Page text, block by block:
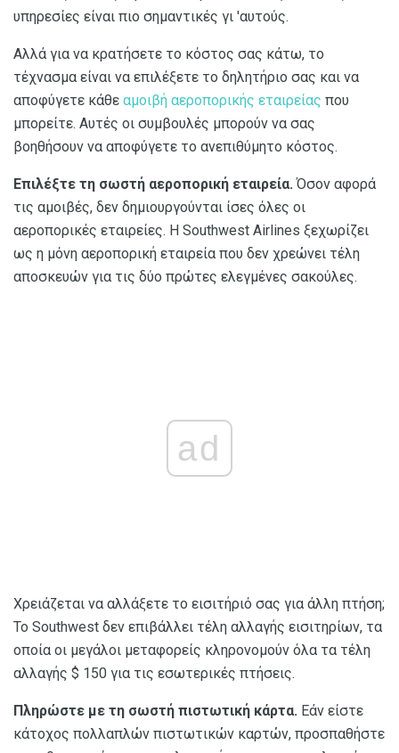
υπηρεσίες είναι πιο σημαντικές γι 'αυτούς.
Αλλά για να κρατήσετε το κόστος σας κάτω, το
τέχνασμα είναι να επιλέξετε το δηλητήριο σας και να
αποφύγετε κάθε αμοιβή αεροπορικής εταιρείας που
μπορείτε. Αυτές οι συμβουλές μπορούν να σας
βοηθήσουν να αποφύγετε το ανεπιθύμητο κόστος.
Επιλέξτε τη σωστή αεροπορική εταιρεία. Όσον αφορά
τις αμοιβές, δεν δημιουργούνται ίσες όλες οι
αεροπορικές εταιρείες. Η Southwest Airlines ξεχωρίζει
ως η μόνη αεροπορική εταιρεία που δεν χρεώνει τέλη
αποσκευών για τις δύο πρώτες ελεγμένες σακούλες.
ad
Χρειάζεται να αλλάξετε το εισιτήριό σας για άλλη πτήση;
Το Southwest δεν επιβάλλει τέλη αλλαγής εισιτηρίων, τα
οποία οι μεγάλοι μεταφορείς κληρονομούν όλα τα τέλη
αλλαγής $ 150 για τις εσωτερικές πτήσεις.
Πληρώστε με τη σωστή πιστωτική κάρτα. Εάν είστε
κάτοχος πολλαπλών πιστωτικών καρτών, προσπαθήστε